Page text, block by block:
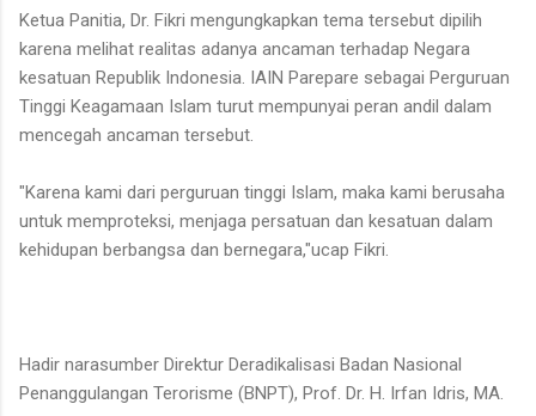
Ketua Panitia, Dr. Fikri mengungkapkan tema tersebut dipilih
karena melihat realitas adanya ancaman terhadap Negara
kesatuan Republik Indonesia. IAIN Parepare sebagai Perguruan
Tinggi Keagamaan Islam turut mempunyai peran andil dalam
mencegah ancaman tersebut.
"Karena kami dari perguruan tinggi Islam, maka kami berusaha
untuk memproteksi, menjaga persatuan dan kesatuan dalam
kehidupan berbangsa dan bernegara,"ucap Fikri.
Hadir narasumber Direktur Deradikalisasi Badan Nasional
Penanggulangan Terorisme (BNPT), Prof. Dr. H. Irfan Idris, MA.